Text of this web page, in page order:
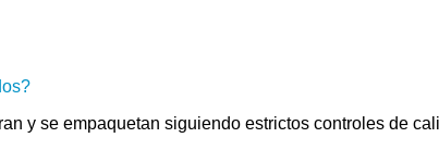
y se empaquetan siguiendo estrictos controles de